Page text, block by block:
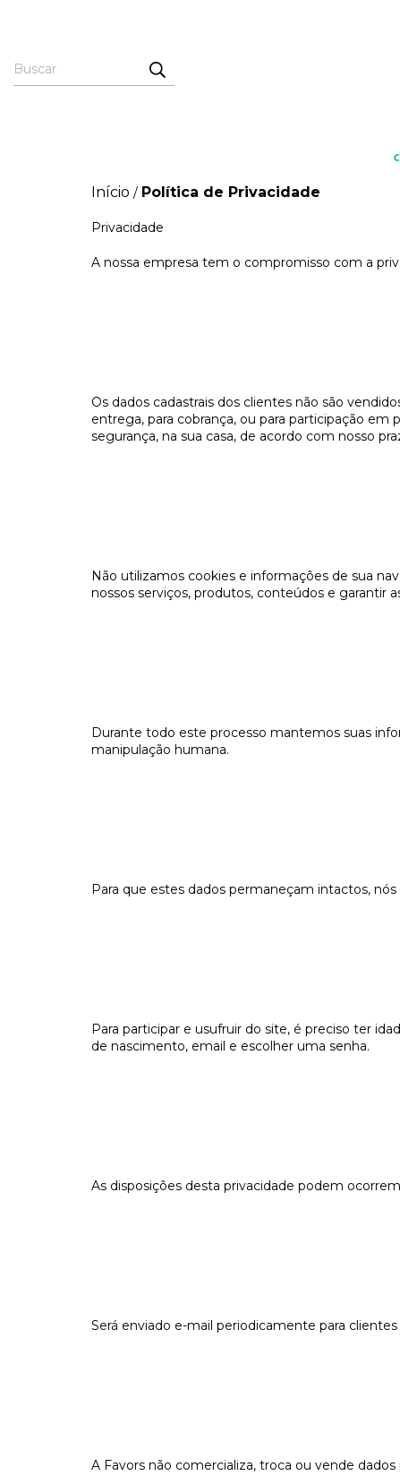
Início / Política de Privacidade
Privacidade
A nossa empresa tem o compromisso com a
Os dados cadastrais dos clientes não são
entrega, para cobrança, ou para participação
segurança, na sua casa, de acordo com nosso
Não utilizamos cookies e informações de sua
nossos serviços, produtos, conteúdos e garantir
Durante todo este processo mantemos suas
manipulação humana.
Para que estes dados permaneçam intactos,
Para participar e usufruir do site, é preciso ter
de nascimento, email e escolher uma senha.
As disposições desta privacidade podem
Será enviado e-mail periodicamente para
A Favors não comercializa, troca ou vende dados